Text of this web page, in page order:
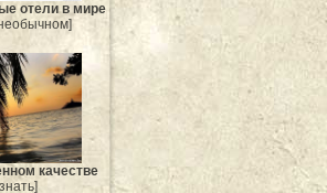
отели в мире
качестве